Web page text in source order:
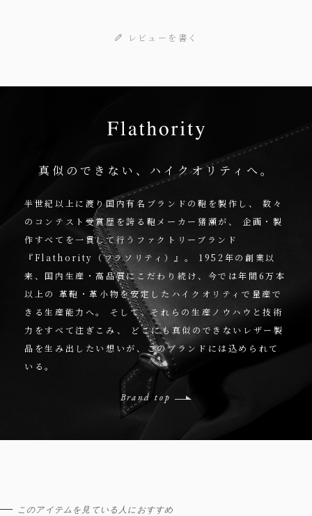
レビューを書く
真似のできない、ハイクオリティへ。
半世紀以上に渡り国内有名ブランドの鞄を製作し、
数々
のコンテスト受賞歴を誇る鞄メーカー猪瀬が、
企画・製
作すべてを一貫して行うファクトリーブランド
『Flathority（フラソリティ）』。
1952年の創業以
来、国内生産・高品質にこだわり続け、今では年間6万本
以上の 革鞄・革小物を安定したハイクオリティで量産で
きる生産能力へ。
そして、それらの生産ノウハウと技術
力をすべて注ぎこみ、
どこにも真似のできないレザー製
品を生み出したい想いが、このブランドには込められて
いる。
Brand top
このアイテムを見ている人におすすめ